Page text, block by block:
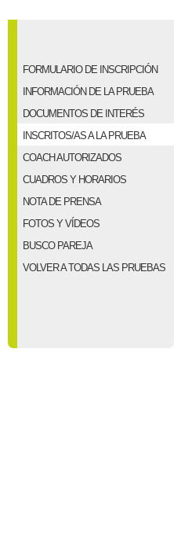
FORMULARIO DE INSCRIPCIÓN
INFORMACIÓN DE LA PRUEBA
DOCUMENTOS DE INTERÉS
INSCRITOS/AS A LA PRUEBA
COACH AUTORIZADOS
CUADROS Y HORARIOS
NOTA DE PRENSA
FOTOS Y VÍDEOS
BUSCO PAREJA
VOLVER A TODAS LAS PRUEBAS